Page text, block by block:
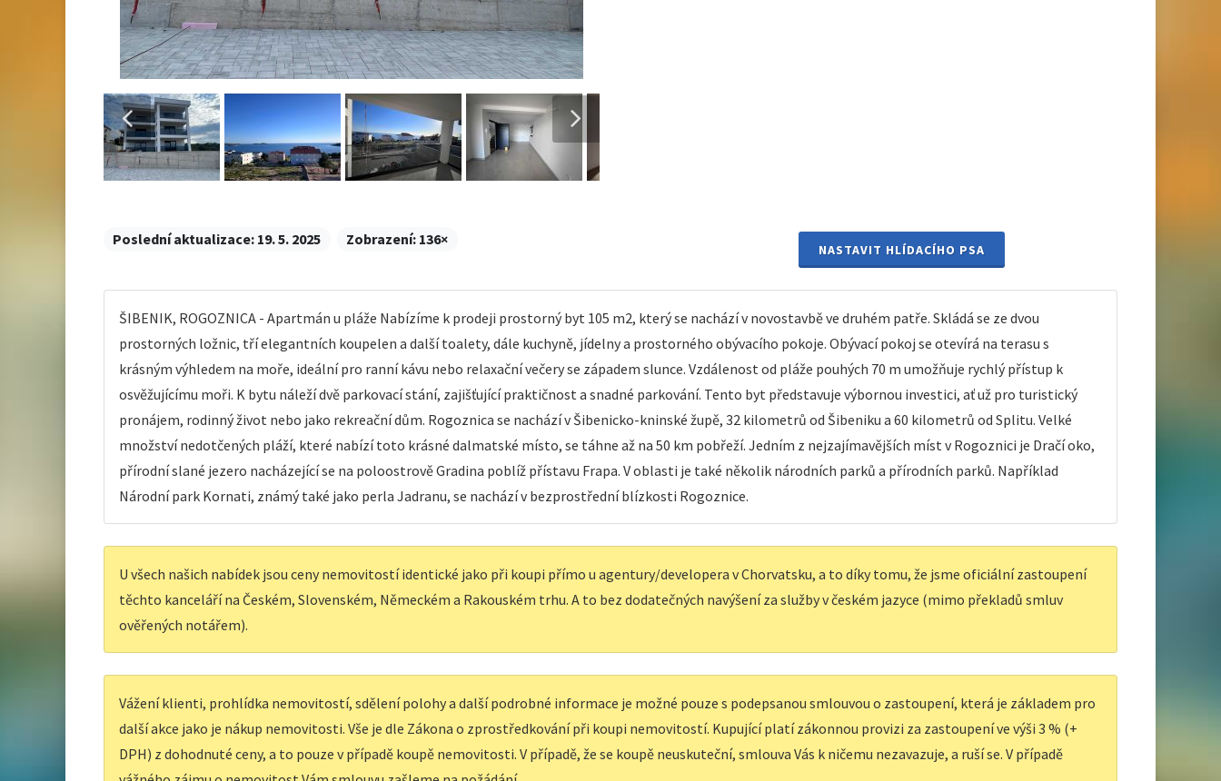
Poslední aktualizace: 19. 5. 2025 Zobrazení: 136×
NASTAVIT HLÍDACÍHO PSA
ŠIBENIK, ROGOZNICA - Apartmán u pláže Nabízíme k prodeji prostorný byt 105 m2, který se nachází v novostavbě ve druhém patře. Skládá se ze dvou
prostorných ložnic, tří elegantních koupelen a další toalety, dále kuchyně, jídelny a prostorného obývacího pokoje. Obývací pokoj se otevírá na terasu s
krásným výhledem na moře, ideální pro ranní kávu nebo relaxační večery se západem slunce. Vzdálenost od pláže pouhých 70 m umožňuje rychlý přístup k
osvěžujícímu moři. K bytu náleží dvě parkovací stání, zajišťující praktičnost a snadné parkování. Tento byt představuje výbornou investici, ať už pro turistický
pronájem, rodinný život nebo jako rekreační dům. Rogoznica se nachází v Šibenicko-kninské župě, 32 kilometrů od Šibeniku a 60 kilometrů od Splitu. Velké
množství nedotčených pláží, které nabízí toto krásné dalmatské místo, se táhne až na 50 km pobřeží. Jedním z nejzajímavějších míst v Rogoznici je Dračí oko,
přírodní slané jezero nacházející se na poloostrově Gradina poblíž přístavu Frapa. V oblasti je také několik národních parků a přírodních parků. Například
Národní park Kornati, známý také jako perla Jadranu, se nachází v bezprostřední blízkosti Rogoznice.
U všech našich nabídek jsou ceny nemovitostí identické jako při koupi přímo u agentury/developera v Chorvatsku, a to díky tomu, že jsme oficiální zastoupení
těchto kanceláří na Českém, Slovenském, Německém a Rakouském trhu. A to bez dodatečných navýšení za služby v českém jazyce (mimo překladů smluv
ověřených notářem).
Vážení klienti, prohlídka nemovitostí, sdělení polohy a další podrobné informace je možné pouze s podepsanou smlouvou o zastoupení, která je základem pro
další akce jako je nákup nemovitosti. Vše je dle Zákona o zprostředkování při koupi nemovitostí. Kupující platí zákonnou provizi za zastoupení ve výši 3 % (+
DPH) z dohodnuté ceny, a to pouze v případě koupě nemovitosti. V případě, že se koupě neuskuteční, smlouva Vás k ničemu nezavazuje, a ruší se. V případě